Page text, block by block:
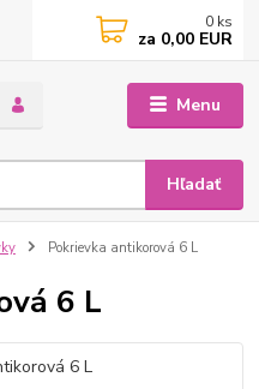
Menu
Hľadať
0 ks
za 0,00 EUR
Pokrievka antikorová 6 L
6 L